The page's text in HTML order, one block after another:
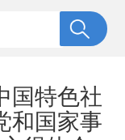
国特色社
和国家事